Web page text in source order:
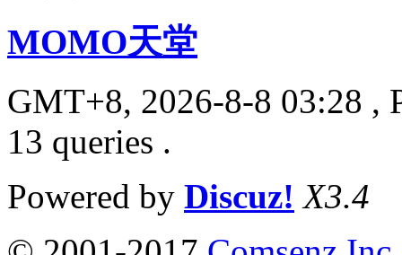
MOMO天堂
GMT+8, 2026-8-8 03:28 ,
13 queries .
Powered by Discuz! X3.4